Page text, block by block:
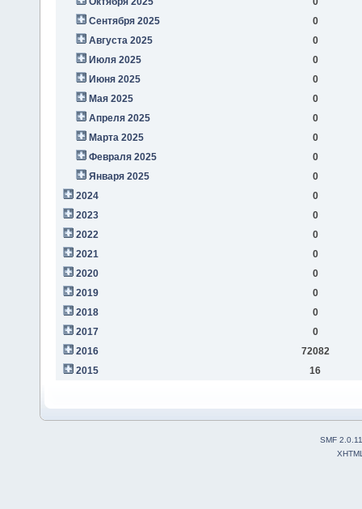
Сентября 2025
0
Августа 2025
0
Июля 2025
0
Июня 2025
0
Мая 2025
0
Апреля 2025
0
Марта 2025
0
Февраля 2025
0
Января 2025
0
2024
0
2023
0
2022
0
2021
0
2020
0
2019
0
2018
0
2017
0
2016
72082
2015
16
SMF 2.0.11